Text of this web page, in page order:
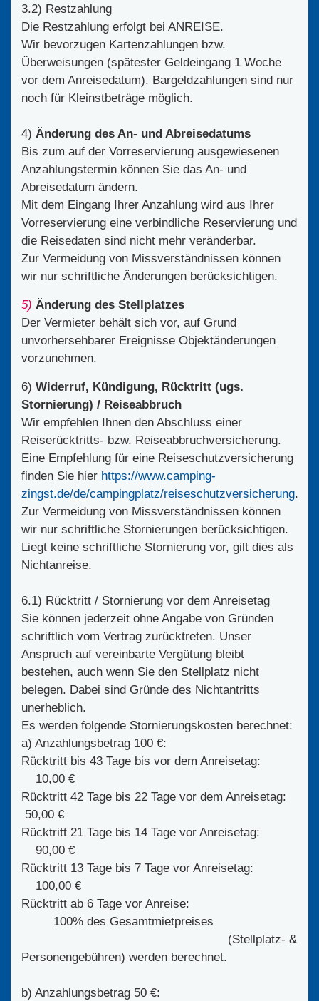
3.2) Restzahlung
Die Restzahlung erfolgt bei ANREISE.
Wir bevorzugen Kartenzahlungen bzw.
Überweisungen (spätester Geldeingang 1 Woche
vor dem Anreisedatum). Bargeldzahlungen sind nur
noch für Kleinstbeträge möglich.
4) Änderung des An- und Abreisedatums
Bis zum auf der Vorreservierung ausgewiesenen
Anzahlungstermin können Sie das An- und
Abreisedatum ändern.
Mit dem Eingang Ihrer Anzahlung wird aus Ihrer
Vorreservierung eine verbindliche Reservierung und
die Reisedaten sind nicht mehr veränderbar.
Zur Vermeidung von Missverständnissen können
wir nur schriftliche Änderungen berücksichtigen.
5) Änderung des Stellplatzes
Der Vermieter behält sich vor, auf Grund
unvorhersehbarer Ereignisse Objektänderungen
vorzunehmen.
6) Widerruf, Kündigung, Rücktritt (ugs.
Stornierung) / Reiseabbruch
Wir empfehlen Ihnen den Abschluss einer
Reiserücktritts- bzw. Reiseabbruchversicherung.
Eine Empfehlung für eine Reiseschutzversicherung
finden Sie hier https://www.camping-
zingst.de/de/campingplatz/reiseschutzversicherung.
Zur Vermeidung von Missverständnissen können
wir nur schriftliche Stornierungen berücksichtigen.
Liegt keine schriftliche Stornierung vor, gilt dies als
Nichtanreise.
6.1) Rücktritt / Stornierung vor dem Anreisetag
Sie können jederzeit ohne Angabe von Gründen
schriftlich vom Vertrag zurücktreten. Unser
Anspruch auf vereinbarte Vergütung bleibt
bestehen, auch wenn Sie den Stellplatz nicht
belegen. Dabei sind Gründe des Nichtantritts
unerheblich.
Es werden folgende Stornierungskosten berechnet:
a) Anzahlungsbetrag 100 €:
Rücktritt bis 43 Tage bis vor dem Anreisetag:
10,00 €
Rücktritt 42 Tage bis 22 Tage vor dem Anreisetag:
50,00 €
Rücktritt 21 Tage bis 14 Tage vor Anreisetag:
90,00 €
Rücktritt 13 Tage bis 7 Tage vor Anreisetag:
100,00 €
Rücktritt ab 6 Tage vor Anreise:
100% des Gesamtmietpreises
(Stellplatz- &
Personengebühren) werden berechnet.
b) Anzahlungsbetrag 50 €: